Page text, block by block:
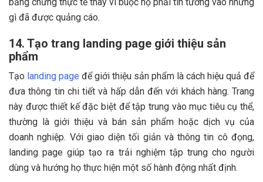
gì đã được quảng cáo.
14. Tạo trang landing page giới thiệu sản
phẩm
Tạo landing page để giới thiệu sản phẩm là cách hiệu quả để
đưa thông tin chi tiết và hấp dẫn đến với khách hàng. Trang
này được thiết kế đặc biệt để tập trung vào mục tiêu cụ thể,
thường là giới thiệu và bán sản phẩm hoặc dịch vụ của
doanh nghiệp. Với giao diện tối giản và thông tin cô đọng,
landing page giúp tạo ra trải nghiệm tập trung cho người
dùng và hướng họ thực hiện một số hành động nhất định.